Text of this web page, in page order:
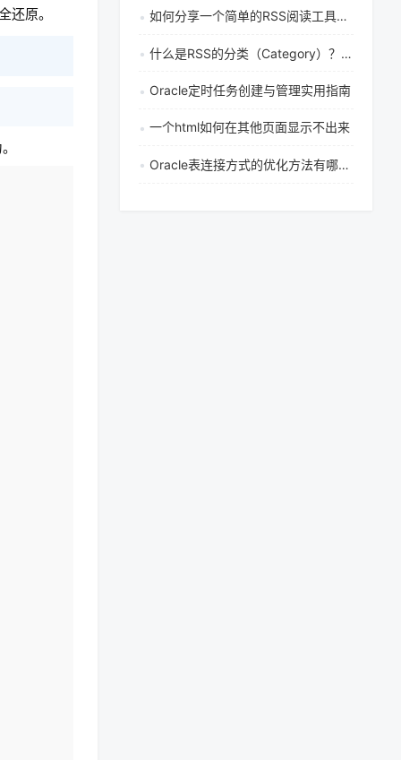
还原。
如何分享一个简单的RSS阅读工具实现方法
什么是RSS的分类（Category）？如何为你的RSS文章添加标签和分类？
Oracle定时任务创建与管理实用指南
一个html如何在其他页面显示不出来
Oracle表连接方式的优化方法有哪些？附实用示例说明